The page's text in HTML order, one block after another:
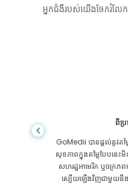
អ្នកជំងឺរបស់យើងចែករំលែ
ពីប
ខ្ញុំបានថ្លែងអំណរគុណដល់
បានជួយខ្ញុំក្នុងការធ្វើដំណ
ព្យាបាល។ យើងបានធ្វើក
សូម្បីតែបន្ទាប់